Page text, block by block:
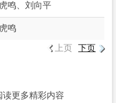
鸣、刘向平
鸣
上页 下页
更多精彩内容